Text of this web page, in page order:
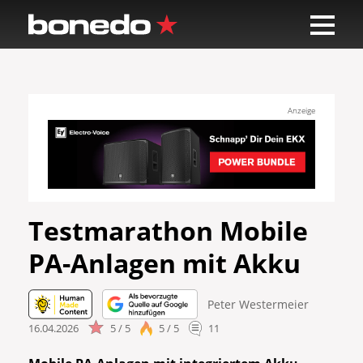
Anzeige
Testmarathon Mobile
PA-Anlagen mit Akku
Peter Westermeier
16.04.2026 5 / 5 5 / 5 11